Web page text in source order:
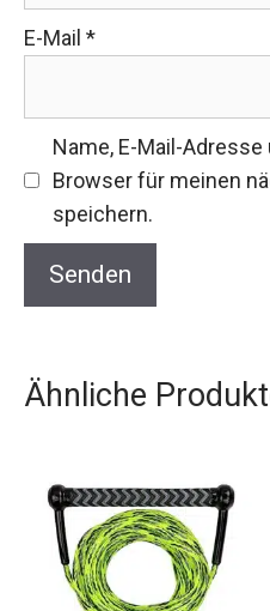
E-Mail *
Name, E-Mail-
Browser für meinen
speichern.
Ähnliche